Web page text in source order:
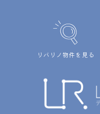
リバリノ物件を見る